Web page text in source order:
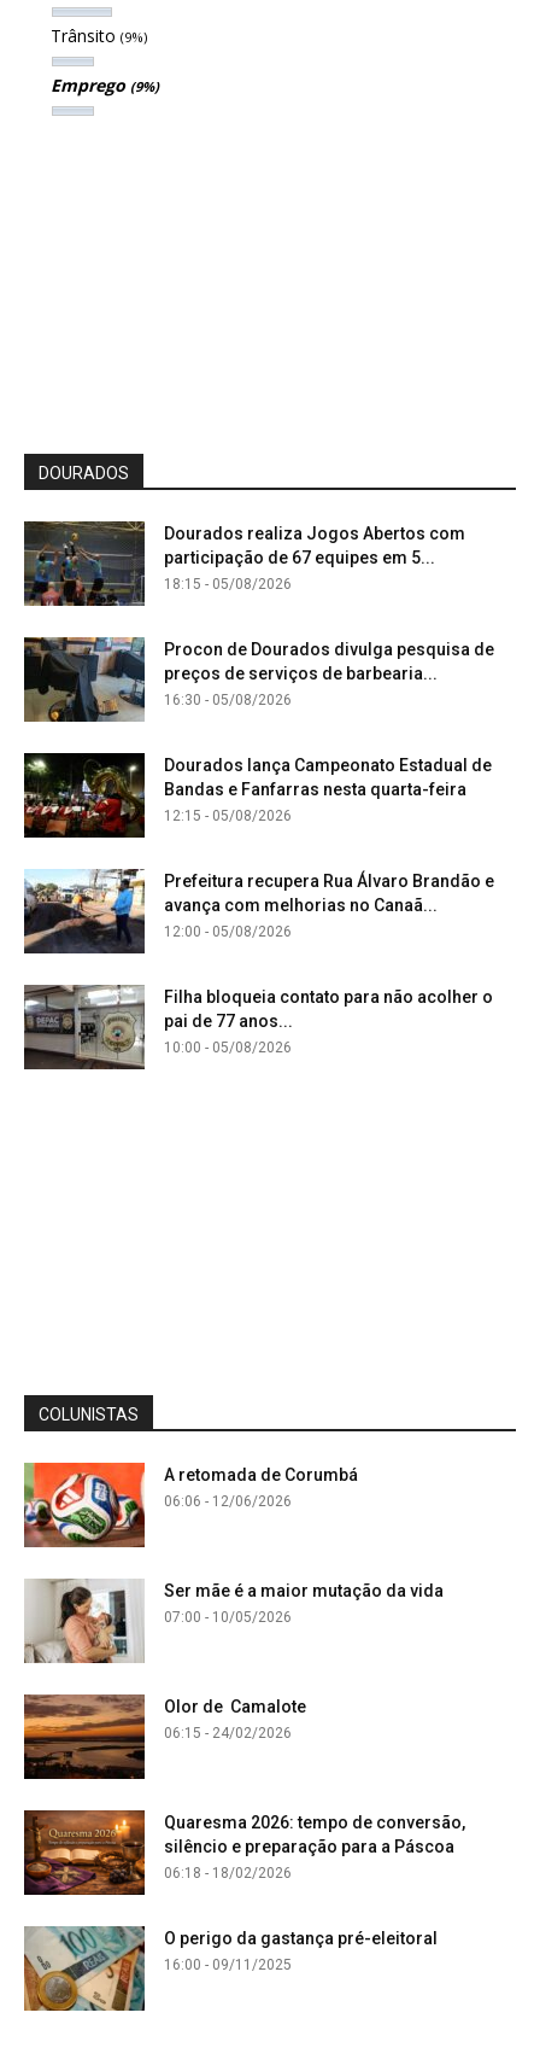
Trânsito (9%)
Emprego (9%)
DOURADOS
Dourados realiza Jogos Abertos com
participação de 67 equipes em 5...
18:15 - 05/08/2026
Procon de Dourados divulga pesquisa de
preços de serviços de barbearia...
16:30 - 05/08/2026
Dourados lança Campeonato Estadual de
Bandas e Fanfarras nesta quarta-feira
12:15 - 05/08/2026
Prefeitura recupera Rua Álvaro Brandão e
avança com melhorias no Canaã...
12:00 - 05/08/2026
Filha bloqueia contato para não acolher o
pai de 77 anos...
10:00 - 05/08/2026
COLUNISTAS
A retomada de Corumbá
06:06 - 12/06/2026
Ser mãe é a maior mutação da vida
07:00 - 10/05/2026
Olor de Camalote
06:15 - 24/02/2026
Quaresma 2026: tempo de conversão,
silêncio e preparação para a Páscoa
06:18 - 18/02/2026
O perigo da gastança pré-eleitoral
16:00 - 09/11/2025